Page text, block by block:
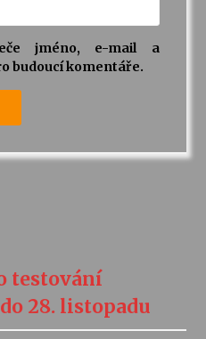
jméno, e-mail a
budoucí komentáře.
testování
28. listopadu